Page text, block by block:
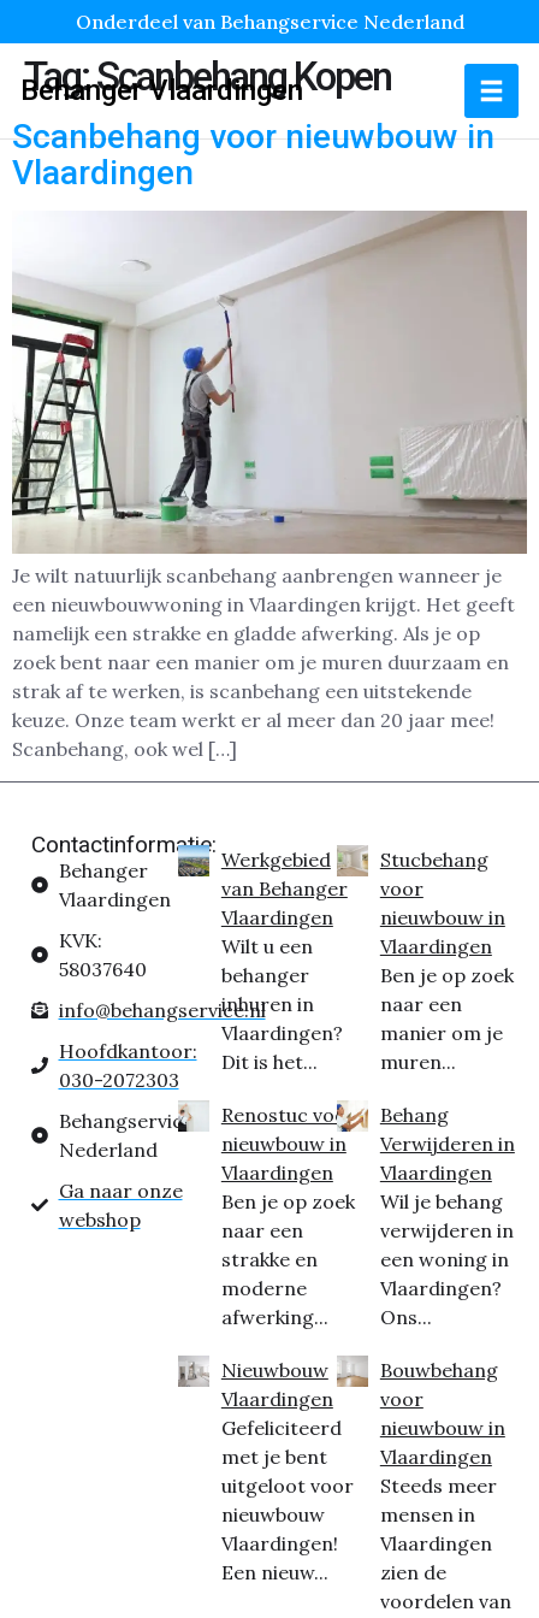
Onderdeel van Behangservice Nederland
Behanger Vlaardingen
Tag:Scanbehang Kopen
Scanbehang voor nieuwbouw in
Vlaardingen
Je wilt natuurlijk scanbehang aanbrengen wanneer je
een nieuwbouwwoning in Vlaardingen krijgt. Het geeft
namelijk een strakke en gladde afwerking. Als je op
zoek bent naar een manier om je muren duurzaam en
strak af te werken, is scanbehang een uitstekende
keuze. Onze team werkt er al meer dan 20 jaar mee!
Scanbehang, ook wel […]
Contactinformatie:
Behanger
Vlaardingen
KVK:
58037640
info@behangservice.nl
Hoofdkantoor:
030-2072303
Behangservice
Nederland
Ga naar onze
webshop
Werkgebied
van Behanger
Vlaardingen
Wilt u een
behanger
inhuren in
Vlaardingen?
Dit is het...
Renostuc voor
nieuwbouw in
Vlaardingen
Ben je op zoek
naar een
strakke en
moderne
afwerking...
Nieuwbouw
Vlaardingen
Gefeliciteerd
met je bent
uitgeloot voor
nieuwbouw
Vlaardingen!
Een nieuw...
Stucbehang
voor
nieuwbouw in
Vlaardingen
Ben je op zoek
naar een
manier om je
muren...
Behang
Verwijderen in
Vlaardingen
Wil je behang
verwijderen in
een woning in
Vlaardingen?
Ons...
Bouwbehang
voor
nieuwbouw in
Vlaardingen
Steeds meer
mensen in
Vlaardingen
zien de
voordelen van